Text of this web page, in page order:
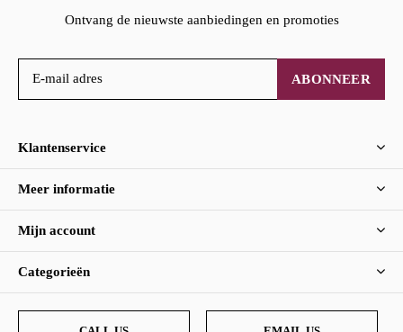
Ontvang de nieuwste aanbiedingen en promoties
ABONNEER
Klantenservice
Meer informatie
Mijn account
Categorieën